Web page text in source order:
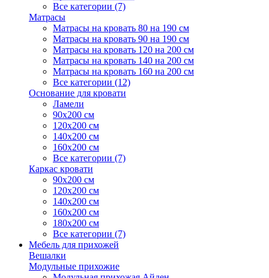
Все категории (7)
Матрасы
Матрасы на кровать 80 на 190 см
Матрасы на кровать 90 на 190 см
Матрасы на кровать 120 на 200 см
Матрасы на кровать 140 на 200 см
Матрасы на кровать 160 на 200 см
Все категории (12)
Основание для кровати
Ламели
90х200 см
120х200 см
140х200 см
160х200 см
Все категории (7)
Каркас кровати
90х200 см
120х200 см
140х200 см
160х200 см
180х200 см
Все категории (7)
Мебель для прихожей
Вешалки
Модульные прихожие